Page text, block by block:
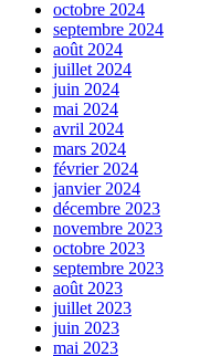
octobre 2024
septembre 2024
août 2024
juillet 2024
juin 2024
mai 2024
avril 2024
mars 2024
février 2024
janvier 2024
décembre 2023
novembre 2023
octobre 2023
septembre 2023
août 2023
juillet 2023
juin 2023
mai 2023